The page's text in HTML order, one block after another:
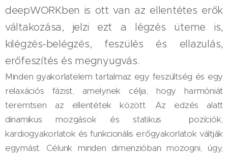
deepWORKben is ott van az ellentétes erők
váltakozása, jelzi ezt a légzés üteme is,
kilégzés-belégzés, feszülés és ellazulás,
erőfeszítés és megnyugvás.
Minden gyakorlatelem tartalmaz egy feszültség és egy
relaxációs fázist, amelynek célja, hogy harmóniát
teremtsen az ellentétek között. Az edzés alatt
dinamikus mozgások és statikus pozíciók,
kardiogyakorlatok és funkcionális erőgyakorlatok váltják
egymást. Célunk minden dimenzióban mozogni, úgy,